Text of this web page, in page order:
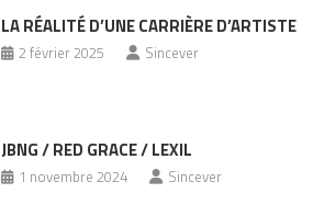
LA RÉALITÉ D’UNE CARRIÈRE D’ARTISTE
2 février 2025 Sincever
JBNG / RED GRACE / LEXIL
1 novembre 2024 Sincever